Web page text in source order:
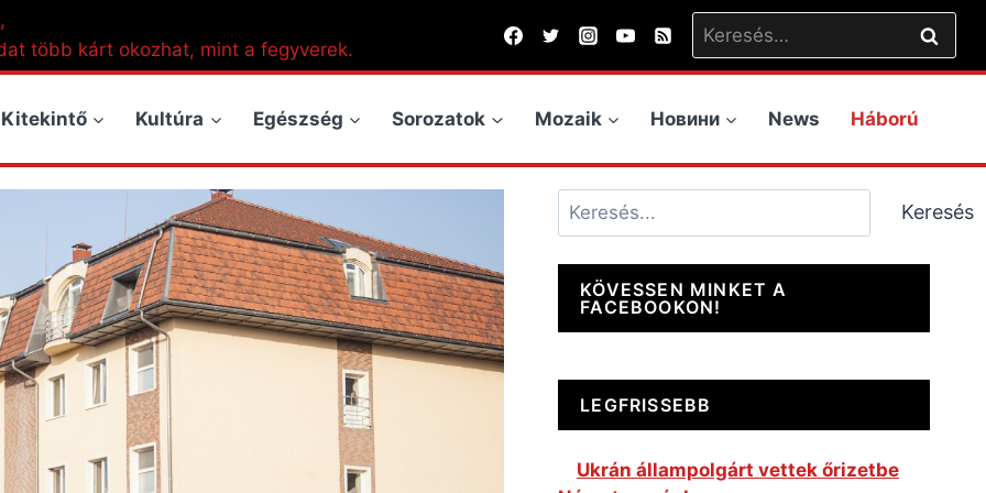
több kárt okozhat, mint a fegyverek.
Keresés:
Kitekintő Kultúra Egészség Sorozatok Mozaik Новини News Háború
Keresés Keresés
KÖVESSEN MINKET A
FACEBOOKON!
LEGFRISSEBB
Ukrán állampolgárt vettek őrizetbe